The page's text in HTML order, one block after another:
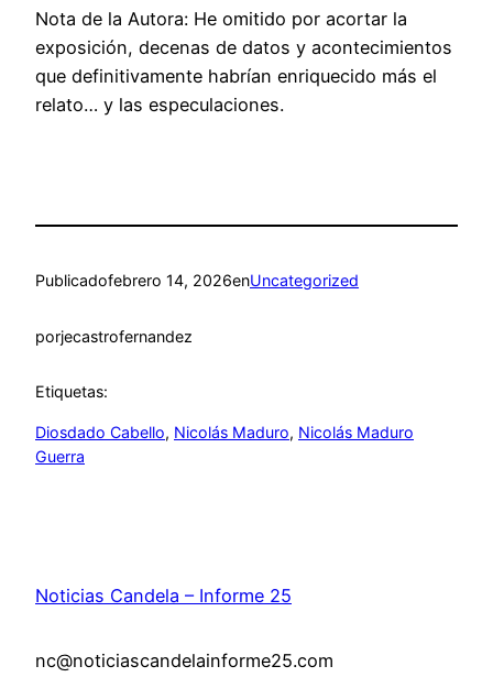
Nota de la Autora: He omitido por acortar la
exposición, decenas de datos y acontecimientos
que definitivamente habrían enriquecido más el
relato… y las especulaciones.
Publicadofebrero 14, 2026enUncategorized
porjecastrofernandez
Etiquetas:
Diosdado Cabello, Nicolás Maduro, Nicolás Maduro
Guerra
Noticias Candela – Informe 25
nc@noticiascandelainforme25.com